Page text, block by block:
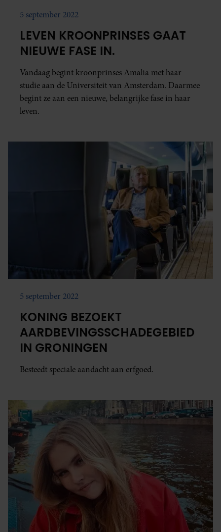
5 september 2022
LEVEN KROONPRINSES GAAT
NIEUWE FASE IN.
Vandaag begint kroonprinses Amalia met haar
studie aan de Universiteit van Amsterdam. Daarmee
begint ze aan een nieuwe, belangrijke fase in haar
leven.
5 september 2022
KONING BEZOEKT
AARDBEVINGSSCHADEGEBIED
IN GRONINGEN
Besteedt speciale aandacht aan erfgoed.